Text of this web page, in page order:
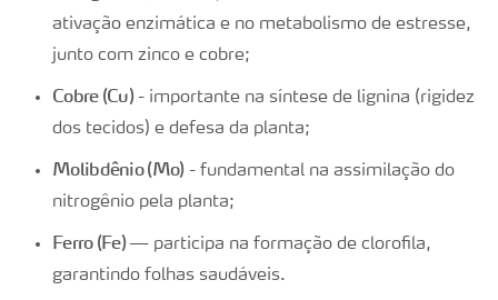
ativação enzimática e no metabolismo de estresse,
junto com zinco e cobre;
Cobre (Cu)- importante na síntese de lignina (rigidez
dos tecidos) e defesa da planta;
Molibdênio (Mo)- fundamental na assimilação do
nitrogênio pela planta;
Ferro (Fe) —participa na formação de clorofila,
garantindo folhas saudáveis.